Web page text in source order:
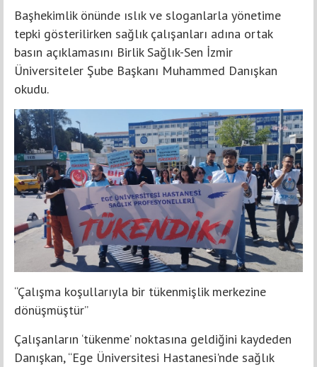
Başhekimlik önünde ıslık ve sloganlarla yönetime
tepki gösterilirken sağlık çalışanları adına ortak
basın açıklamasını Birlik Sağlık-Sen İzmir
Üniversiteler Şube Başkanı Muhammed Danışkan
okudu.
“Çalışma koşullarıyla bir tükenmişlik merkezine
dönüşmüştür”
Çalışanların ‘tükenme’ noktasına geldiğini kaydeden
Danışkan, “Ege Üniversitesi Hastanesi'nde sağlık